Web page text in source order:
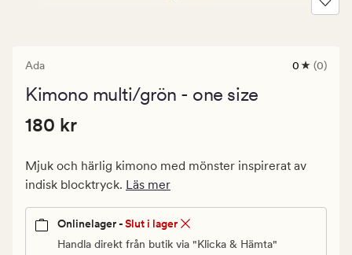
Ada
0
0 (0)
Kimono multi/grön - one size
Pris
Ordinarie
180
Pris 180 kr
180 kr
Mjuk och härlig kimono med mönster inspirerat av
indisk blocktryck. Läs mer
Onlinelager -Slut i lager
Handla direkt från butik via "Klicka & Hämta"